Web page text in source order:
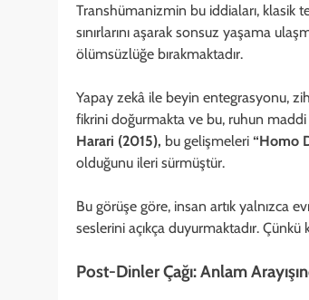
Transhümanizmin bu iddiaları, klasik
sınırlarını aşarak sonsuz yaşama
ölümsüzlüğe bırakmaktadır.
Yapay zekâ ile beyin entegrasyonu,
fikrini doğurmakta ve bu, ruhun
Harari (2015), bu gelişmeleri “Homo
olduğunu ileri sürmüştür.
Bu görüşe göre, insan artık yalnızca
seslerini açıkça duyurmaktadır.
Post-Dinler Çağı: Anlam